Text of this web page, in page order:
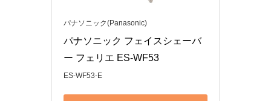
パナソニック(Panasonic)
パナソニック フェイスシェーバ
ー フェリエ ES-WF53
ES-WF53-E